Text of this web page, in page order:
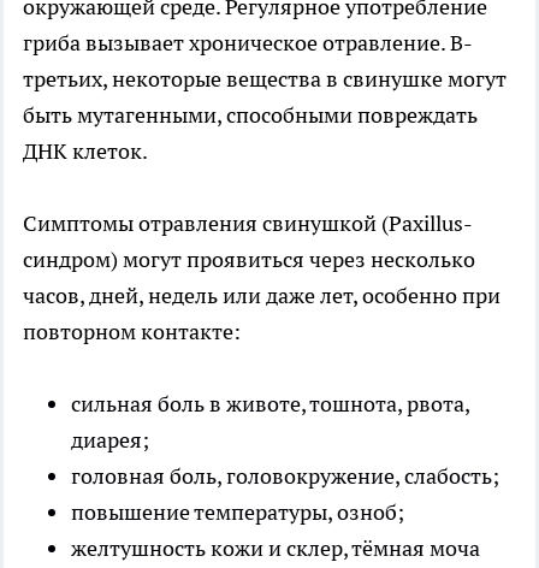
окружающей среде. Регулярное употребление
гриба вызывает хроническое отравление. В-
третьих, некоторые вещества в свинушке могут
быть мутагенными, способными повреждать
ДНК клеток.
Симптомы отравления свинушкой (Paxillus-
синдром) могут проявиться через несколько
часов, дней, недель или даже лет, особенно при
повторном контакте:
сильная боль в животе, тошнота, рвота,
диарея;
головная боль, головокружение, слабость;
повышение температуры, озноб;
желтушность кожи и склер, тёмная моча